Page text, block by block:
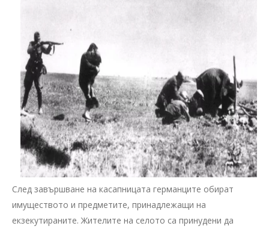
След завършване на касапницата германците обират
имуществото и предметите, принадлежащи на
екзекутираните. Жителите на селото са принудени да